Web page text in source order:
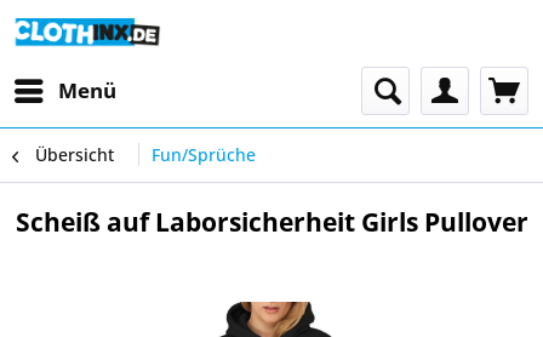
Menü
Übersicht Fun/Sprüche
Scheiß auf Laborsicherheit Girls Pullover